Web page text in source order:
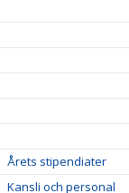
Årets stipendiater
Kansli och personal